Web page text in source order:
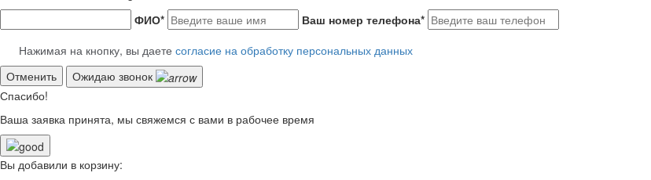
ФИО* Ваш номер телефона*
Нажимая на кнопку, вы даете согласие на обработку персональных данных
Отменить
Ожидаю звонок
Спасибо!
Ваша заявка принята, мы свяжемся с вами в рабочее время
Вы добавили в корзину: